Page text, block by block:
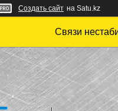
Создать сайт на Satu.kz
Связи